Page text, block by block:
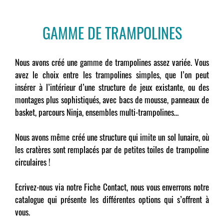
GAMME DE TRAMPOLINES
Nous avons créé une gamme de trampolines assez variée. Vous
avez le choix entre les trampolines simples, que l’on peut
insérer à l’intérieur d’une structure de jeux existante, ou des
montages plus sophistiqués, avec bacs de mousse, panneaux de
basket, parcours Ninja, ensembles multi-trampolines…
Nous avons même créé une structure qui imite un sol lunaire, où
les cratères sont remplacés par de petites toiles de trampoline
circulaires !
Ecrivez-nous via notre Fiche Contact, nous vous enverrons notre
catalogue qui présente les différentes options qui s’offrent à
vous.